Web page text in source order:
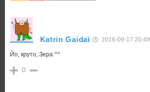
Katrin Gaidai 2016-09-17 20:49
Йо, круто, Зера ^^
0